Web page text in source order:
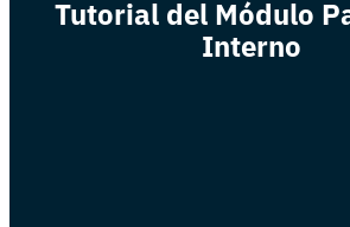
Tutorial del Módulo
Interno